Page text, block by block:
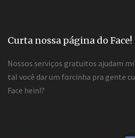
Curta nossa página do Face!
Nossos serviços gratuitos ajudam
tal você dar um forcinha pra gente
Face hein!?